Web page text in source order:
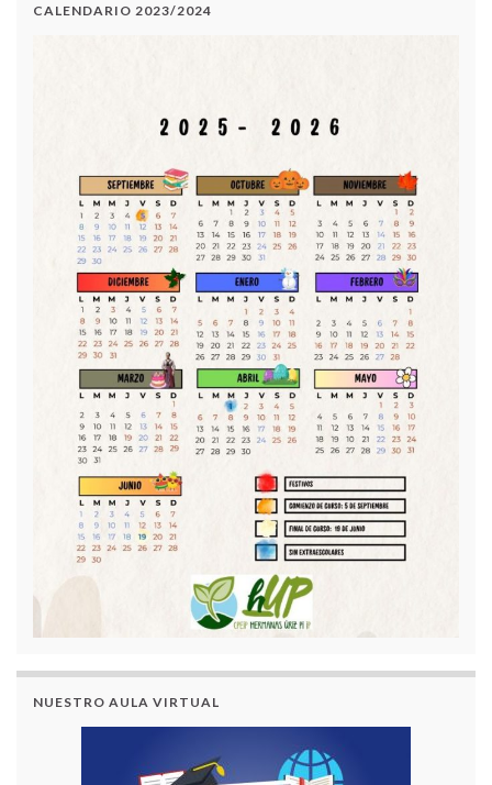
CALENDARIO 2023/2024
NUESTRO AULA VIRTUAL